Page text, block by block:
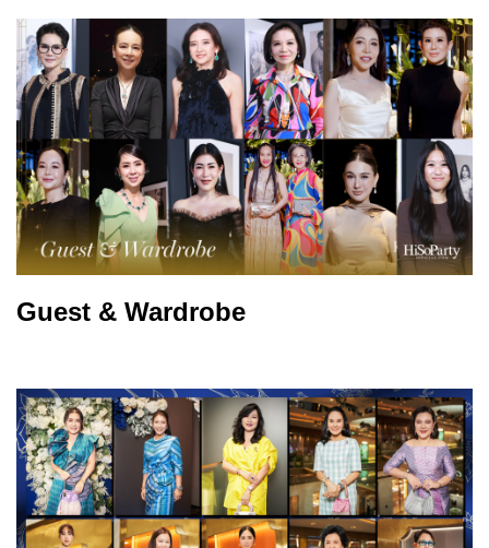
Guest & Wardrobe